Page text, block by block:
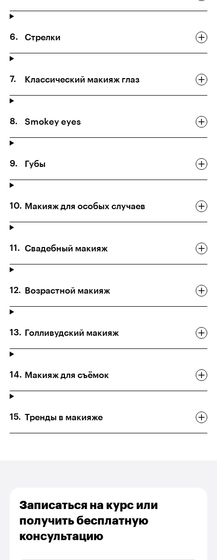
Стрелки
Классический макияж глаз
Smokey eyes
Губы
Макияж для особых случаев
Свадебный макияж
Возрастной макияж
Голливудский макияж
Макияж для съёмок
Тренды в макияже
Записаться на курс или
получить бесплатную
консультацию